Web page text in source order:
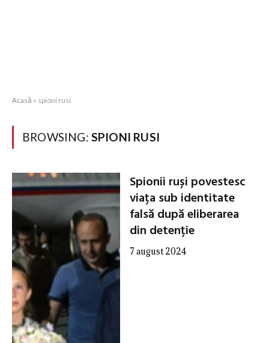
Acasă » spioni rusi
BROWSING: SPIONI RUSI
Spionii ruși povestesc
viața sub identitate
falsă după eliberarea
din detenție
7 august 2024